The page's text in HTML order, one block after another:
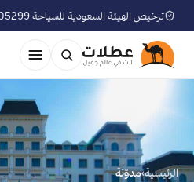
ترخيص الهيئة السعودية للسياحة 73105299
الرئيسية›مدوّنة